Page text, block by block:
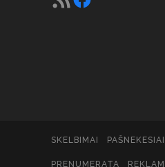
SKELBIMAI PAŠNEKESIAI
PRENUMERATA